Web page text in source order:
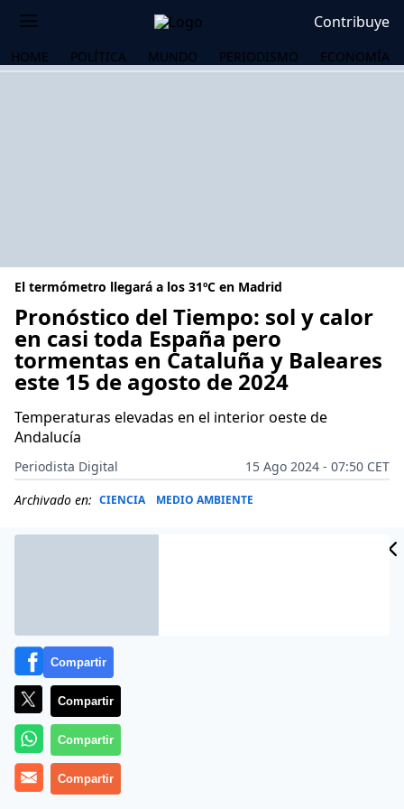
Contribuye
HOME POLÍTICA MUNDO PERIODISMO ECONOMÍA
El termómetro llegará a los 31ºC en Madrid
Pronóstico del Tiempo: sol y calor
en casi toda España pero
tormentas en Cataluña y Baleares
este 15 de agosto de 2024
Temperaturas elevadas en el interior oeste de
Andalucía
Periodista Digital
15 Ago 2024 - 07:50 CET
Archivado en: CIENCIA MEDIO AMBIENTE
Más información
Compartir
Compartir
Compartir
Compartir